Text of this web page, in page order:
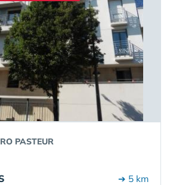
PASTEUR
➔ 5 km